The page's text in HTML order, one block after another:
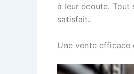
à leur écoute. Tout
satisfait.
Une vente efficace